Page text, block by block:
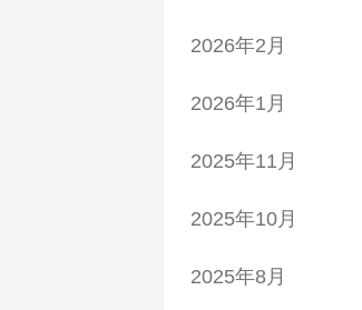
2026年2月
2026年1月
2025年11月
2025年10月
2025年8月